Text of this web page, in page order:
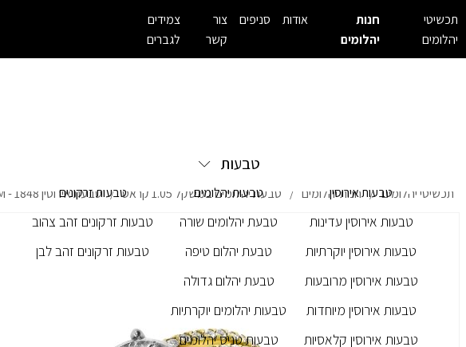
תכשיטי
יהלומים
חנות
יהלומים
אודות סניפים
צור
קשר
צמידים
לגברים
טבעות
טבעות אירוסין
טבעות אירוסין עדינות
טבעות אירוסין יוקרתיות
טבעות אירוסין מרובעות
טבעות אירוסין מיוחדות
טבעות אירוסין קלאסיות
טבעות יהלומים
טבעת יהלומים שורה
טבעת יהלום טיפה
טבעת יהלום גדולה
טבעות יהלומים יוקרתיות
טבעות טניס יהלומים
טבעות זרקונים
טבעות זרקונים זהב צהוב
טבעות זרקונים זהב לבן
תכשיטי יהלומים / חנות יהלומים / טבעת יהלומים במשקל 1.05 קראט / טבעת אירוסין M - 1848